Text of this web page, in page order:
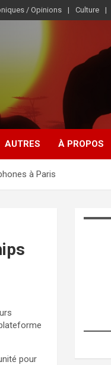
/ Opinions Culture
AUTRES À PROPOS
à Paris
pour